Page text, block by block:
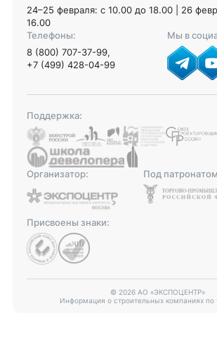
24–25 февраля: с 10.00 до 18.00 | 26
16.00
Телефоны:
8 (800) 707-37-99,
+7 (499) 428-04-99
Мы в
Поддержка:
Организатор: Под
Присвоены знаки:
© 2026 АО «ЭКСПОЦЕНТР»
Информация о строительных компаниях по